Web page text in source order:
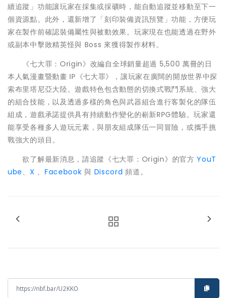
續追蹤」功能讓玩家在採集或採礦時，能自動追蹤並移動至下一
個資源點。此外，還新增了「刻印裝備資訊預覽」功能，方便玩
家在製作前確認裝備屬性與被動效果。玩家現在也能透過在野外
或副本中擊敗精英怪與 Boss 來獲得製作材料。
《七大罪：Origin》改編自全球銷量超過 5,500 萬冊的日
本人氣漫畫暨動畫 IP《七大罪》，讓玩家在廣闊的開放世界中探
索布里塔尼亞大陸。遊戲特色包含動態的切換式戰鬥系統、強大
的組合技能，以及透過多樣的角色與武器組合進行客製化的隊伍
組成，遊戲承諾提供具有持續動作變化的嶄新RPG體驗。玩家還
能享受各種多人遊玩元素，與朋友組成隊伍一同冒險，或攜手挑
戰強大的頭目。
欲了解最新消息，請追蹤《七大罪：Origin》的官方YouT
ube 、 X 、 Facebook 與 Discord 頻道。